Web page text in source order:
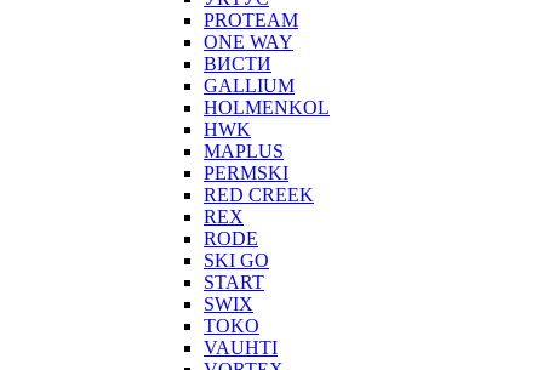
PROTEAM
ONE WAY
ВИСТИ
GALLIUM
HOLMENKOL
HWK
MAPLUS
PERMSKI
RED CREEK
REX
RODE
SKI GO
START
SWIX
TOKO
VAUHTI